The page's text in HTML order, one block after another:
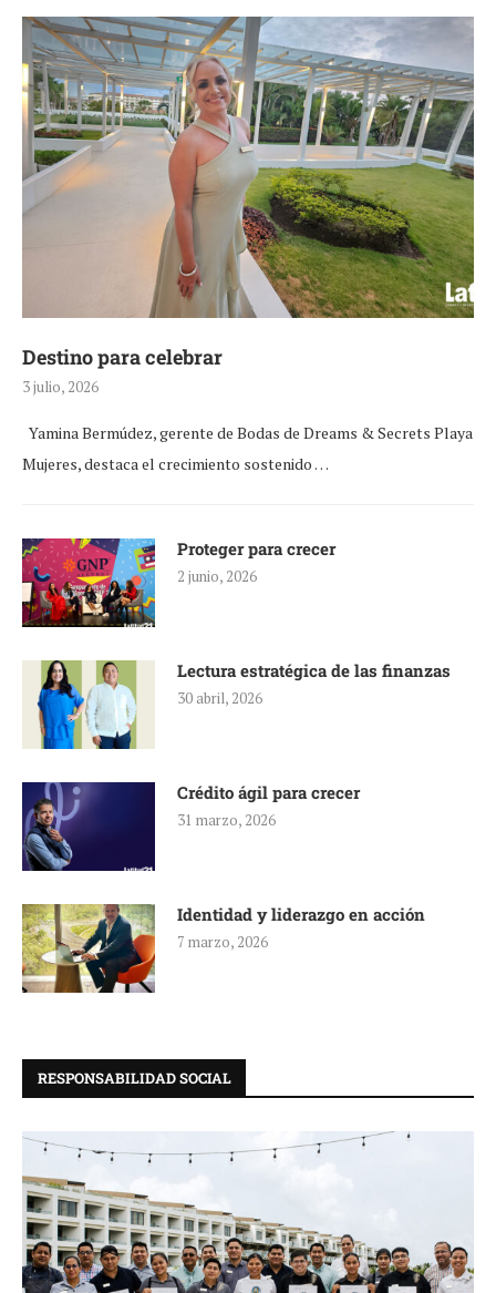
Destino para celebrar
3 julio, 2026
Yamina Bermúdez, gerente de Bodas de Dreams & Secrets Playa
Mujeres, destaca el crecimiento sostenido …
Proteger para crecer
2 junio, 2026
Lectura estratégica de las finanzas
30 abril, 2026
Crédito ágil para crecer
31 marzo, 2026
Identidad y liderazgo en acción
7 marzo, 2026
RESPONSABILIDAD SOCIAL